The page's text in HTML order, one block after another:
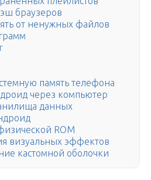
браузеров
от ненужных файлов
память телефона
через компьютер
данных
ROM
визуальных эффектов
кастомной оболочки